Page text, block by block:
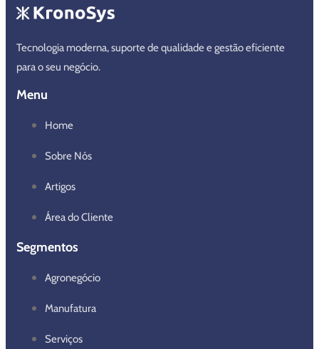
Tecnologia moderna, suporte de qualidade e gestão eficiente
para o seu negócio.
Menu
Home
Sobre Nós
Artigos
Área do Cliente
Segmentos
Agronegócio
Manufatura
Serviços